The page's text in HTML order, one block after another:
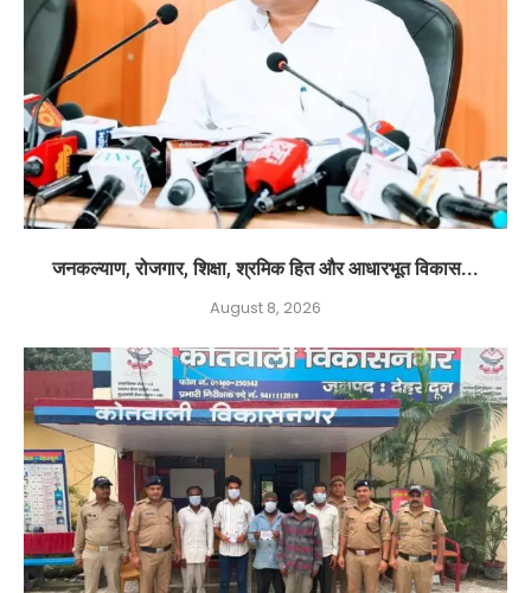
जनकल्याण, रोजगार, शिक्षा, श्रमिक हित और आधारभूत विकास...
August 8, 2026